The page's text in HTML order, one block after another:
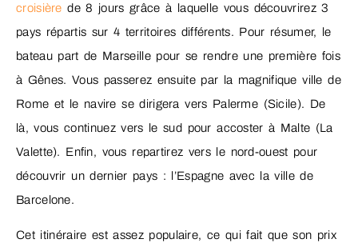
croisière de 8 jours grâce à laquelle vous découvrirez 3
pays répartis sur 4 territoires différents. Pour résumer, le
bateau part de Marseille pour se rendre une première fois
à Gênes. Vous passerez ensuite par la magnifique ville de
Rome et le navire se dirigera vers Palerme (Sicile). De
là, vous continuez vers le sud pour accoster à Malte (La
Valette). Enfin, vous repartirez vers le nord-ouest pour
découvrir un dernier pays : l’Espagne avec la ville de
Barcelone.
Cet itinéraire est assez populaire, ce qui fait que son prix